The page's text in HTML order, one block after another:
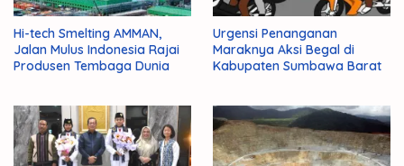
Hi-tech Smelting AMMAN,
Jalan Mulus Indonesia Rajai
Produsen Tembaga Dunia
Urgensi Penanganan
Maraknya Aksi Begal di
Kabupaten Sumbawa Barat